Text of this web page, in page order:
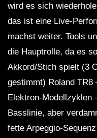
Dub
Muzaikfm
SEMA1
wird es sich
das ist eine Live-
machst weiter. Tools
die Hauptrolle, da es
Akkord/Stich spielt (3
gestimmt) Roland TR8
Elektron-Modellzyklen
Basslinie, aber
fette Arpeggio-